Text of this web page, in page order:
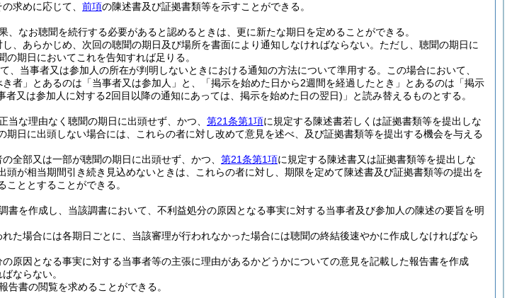
求めに応じて、 前項の陳述書及び証拠書類等を示すことができる。
、なお聴聞を続行する必要があると認めるときは、更に新たな期日を定めることができる。
、あらかじめ、次回の聴聞の期日及び場所を書面により通知しなければならない。 ただし、聴聞の期日に
期日においてこれを告知すれば足りる。
、当事者又は参加人の所在が判明しないときにおける通知の方法について準用する。
この場合において、
者」とあるのは「当事者又は参加人」と、「掲示を始めた日から2週間を経過したとき」とあるのは「掲示
者又は参加人に対する2回目以降の通知にあっては、掲示を始めた日の翌日) 」と読み替えるものとする。
な理由なく聴聞の期日に出頭せず、かつ、 第21条第1項に規定する陳述書若しくは証拠書類等を提出しな
期日に出頭しない場合には、これらの者に対し改めて意見を述べ、及び証拠書類等を提出する機会を与える
全部又は一部が聴聞の期日に出頭せず、かつ、 第21条第1項に規定する陳述書又は証拠書類等を提出しな
頭が相当期間引き続き見込めないときは、これらの者に対し、期限を定めて陳述書及び証拠書類等の提出を
ととすることができる。
書を作成し、当該調書において、不利益処分の原因となる事実に対する当事者及び参加人の陳述の要旨を明
た場合には各期日ごとに、当該審理が行われなかった場合には聴聞の終結後速やかに作成しなければなら
原因となる事実に対する当事者等の主張に理由があるかどうかについての意見を記載した報告書を作成
ならない。
告書の閲覧を求めることができる。